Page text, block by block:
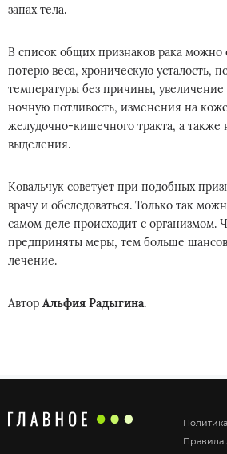
запах тела.
В список общих признаков рака можно
потерю веса, хроническую усталость,
температуры без причины, увеличение
ночную потливость, изменения на
желудочно-кишечного тракта, а также
выделения.
Ковальчук советует при подобных
врачу и обследоваться. Только так
самом деле происходит с организмом.
предприняты меры, тем больше
лечение.
Автор Альфия Радыгина.